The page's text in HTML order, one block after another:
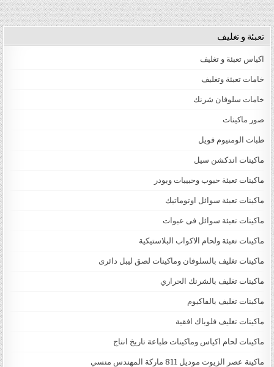
تعبئة و تغليف
اكياس تعبئة و تغليف
خامات تعبئة وتغليف
خامات سلوفان شرنك
صور ماكينات
طبات الومنيوم فويل
ماكينات اندكشن سيل
ماكينات تعبئة حبوب وحبيبات وبودر
ماكينات تعبئة سوائل اوتوماتيك
ماكينات تعبئة سوائل فى عبوات
ماكينات تعبئة ولحام الاكواب البلاستيكية
ماكينات تغليف بالسلوفان وماكينات لصق ليبل دائرى
ماكينات تغليف بالشرنك الحراري
ماكينات تغليف بالفاكيوم
ماكينات تغليف فلوباك افقية
ماكينات لحام اكياس وماكينات طباعة تاريخ انتاج
ماكينة عصر الزيوت موديل 811 ماركة المهندس منسي